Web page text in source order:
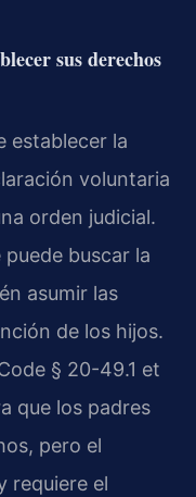
sus derechos
establecer la
voluntaria
orden judicial.
buscar la
asumir las
de los hijos.
§ 20-49.1 et
que los padres
pero el
requiere el